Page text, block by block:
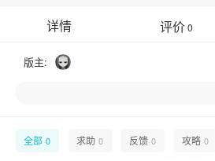
详情 评价0
版主:
全部 0 求助 0 反馈 0 攻略 0